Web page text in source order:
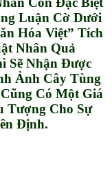
Luận Cờ Dưới
Hóa Việt” Tích
Nhân Quả
Sẽ Nhận Được
Ảnh Cây Tùng
Có Một Giá
Tượng Cho Sự
Định.